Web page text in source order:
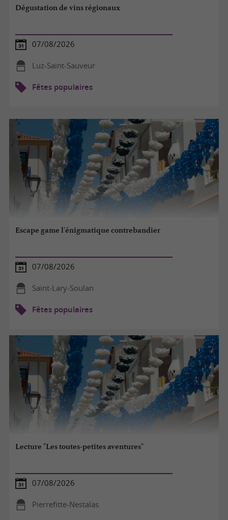
Dégustation de vins régionaux
07/08/2026
Luz-Saint-Sauveur
Fêtes populaires
Escape game l'énigmatique contrebandier
07/08/2026
Saint-Lary-Soulan
Fêtes populaires
Lecture "Les toutes-petites aventures"
07/08/2026
Pierrefitte-Nestalas